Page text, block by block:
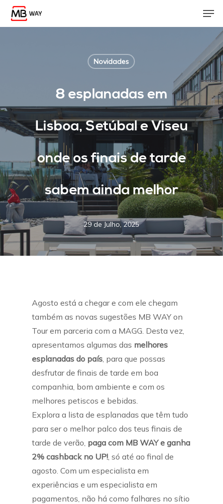
Skip
Novidades
8 esplanadas em
Lisboa, Setúbal e Viseu
onde os finais de tarde
sabem ainda melhor
29 de Julho, 2025
Agosto está a chegar e com ele chegam
também as novas sugestões MB WAY on
Tour em parceria com a MAGG. Desta vez,
apresentamos algumas das melhores
esplanadas do país, para que possas
desfrutar de finais de tarde em boa
companhia, bom ambiente e com os
melhores petiscos e bebidas.
Explora a lista de esplanadas que têm tudo
para ser o melhor palco dos teus finais de
tarde de verão, paga com MB WAY e ganha
2% cashback no UP!, só até ao final de
agosto. Com um especialista em
experiências e um especialista em
pagamentos, não há como falhares no sítio